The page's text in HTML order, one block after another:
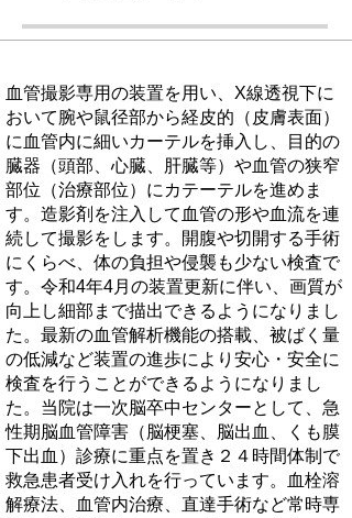
血管撮影専用の装置を用い、X線透視下に
おいて腕や鼠径部から経皮的（皮膚表面）
に血管内に細いカーテルを挿入し、目的の
臓器（頭部、心臓、肝臓等）や血管の狭窄
部位（治療部位）にカテーテルを進めま
す。造影剤を注入して血管の形や血流を連
続して撮影をします。開腹や切開する手術
にくらべ、体の負担や侵襲も少ない検査で
す。令和4年4月の装置更新に伴い、画質が
向上し細部まで描出できるようになりまし
た。最新の血管解析機能の搭載、被ばく量
の低減など装置の進歩により安心・安全に
検査を行うことができるようになりまし
た。当院は一次脳卒中センターとして、急
性期脳血管障害（脳梗塞、脳出血、くも膜
下出血）診療に重点を置き２４時間体制で
救急患者受け入れを行っています。血栓溶
解療法、血管内治療、直達手術など常時専